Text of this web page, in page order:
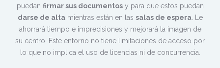
puedan firmar sus documentosy para que estos puedan
darse de altamientras están en las salas de espera. Le
ahorrará tiempo e imprecisiones y mejorará la imagen de
su centro. Este entorno no tiene limitaciones de acceso por
lo que no implica el uso de licencias ni de concurrencia.